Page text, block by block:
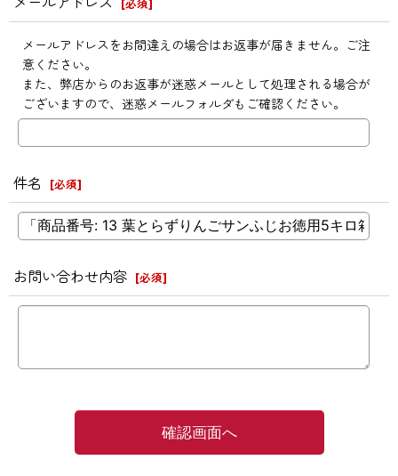
[必須]
メールアドレスをお間違えの場合はお返事が届きません。ご注
意ください。
また、弊店からのお返事が迷惑メールとして処理される場合が
ございますので、迷惑メールフォルダもご確認ください。
件名 [必須]
お問い合わせ内容 [必須]
確認画面へ